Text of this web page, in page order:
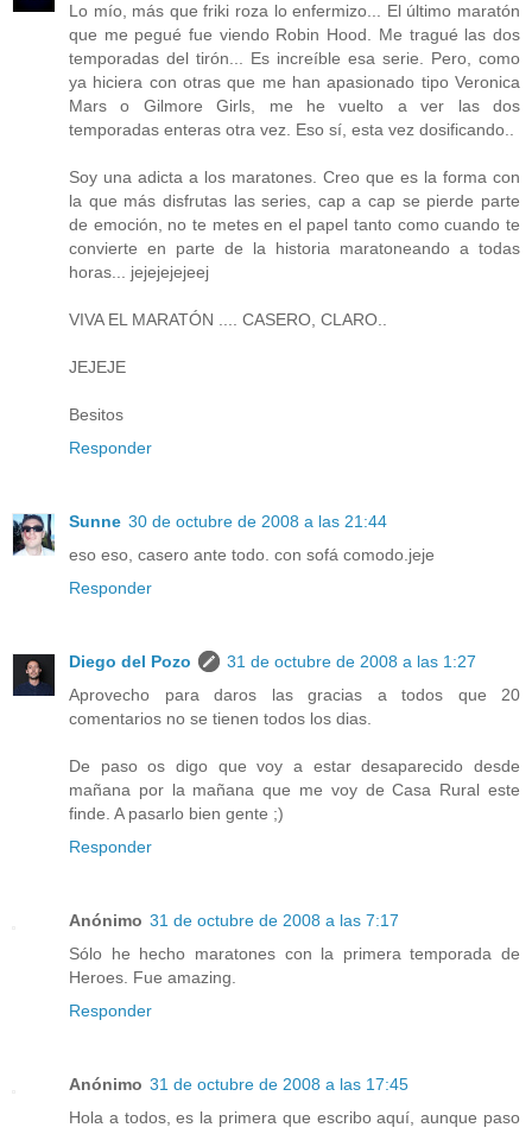
Lo mío, más que friki roza lo enfermizo... El último maratón
que me pegué fue viendo Robin Hood. Me tragué las dos
temporadas del tirón... Es increíble esa serie. Pero, como
ya hiciera con otras que me han apasionado tipo Veronica
Mars o Gilmore Girls, me he vuelto a ver las dos
temporadas enteras otra vez. Eso sí, esta vez dosificando..
Soy una adicta a los maratones. Creo que es la forma con
la que más disfrutas las series, cap a cap se pierde parte
de emoción, no te metes en el papel tanto como cuando te
convierte en parte de la historia maratoneando a todas
horas... jejejejejeej
VIVA EL MARATÓN .... CASERO, CLARO..
JEJEJE
Besitos
Responder
Sunne 30 de octubre de 2008 a las 21:44
eso eso, casero ante todo. con sofá comodo.jeje
Responder
Diego del Pozo
31 de octubre de 2008 a las 1:27
Aprovecho para daros las gracias a todos que 20
comentarios no se tienen todos los dias.
De paso os digo que voy a estar desaparecido desde
mañana por la mañana que me voy de Casa Rural este
finde. A pasarlo bien gente ;)
Responder
Anónimo 31 de octubre de 2008 a las 7:17
Sólo he hecho maratones con la primera temporada de
Heroes. Fue amazing.
Responder
Anónimo 31 de octubre de 2008 a las 17:45
Hola a todos, es la primera que escribo aquí, aunque paso